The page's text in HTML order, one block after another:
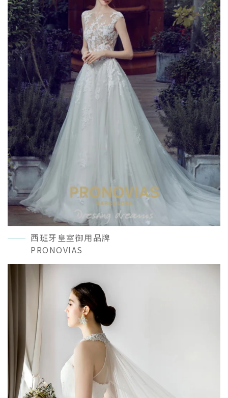
西班牙皇室御用品牌
PRONOVIAS